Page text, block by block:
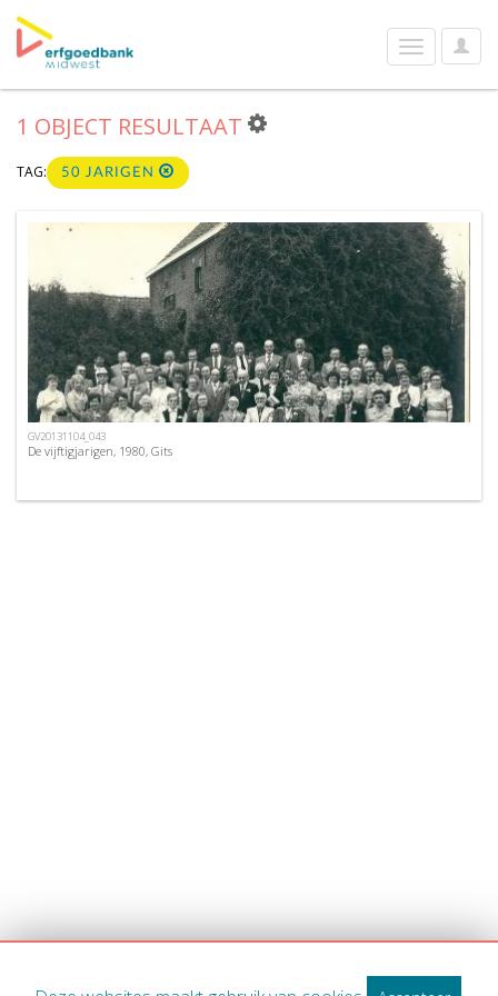
User
Toggle
navigation
1 OBJECT RESULTAAT
TAG: 50 JARIGEN
GV20131104_043
De vijftigjarigen, 1980, Gits